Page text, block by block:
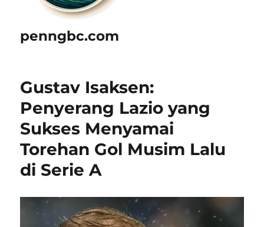
penngbc.com
Gustav Isaksen:
Penyerang Lazio yang
Sukses Menyamai
Torehan Gol Musim Lalu
di Serie A